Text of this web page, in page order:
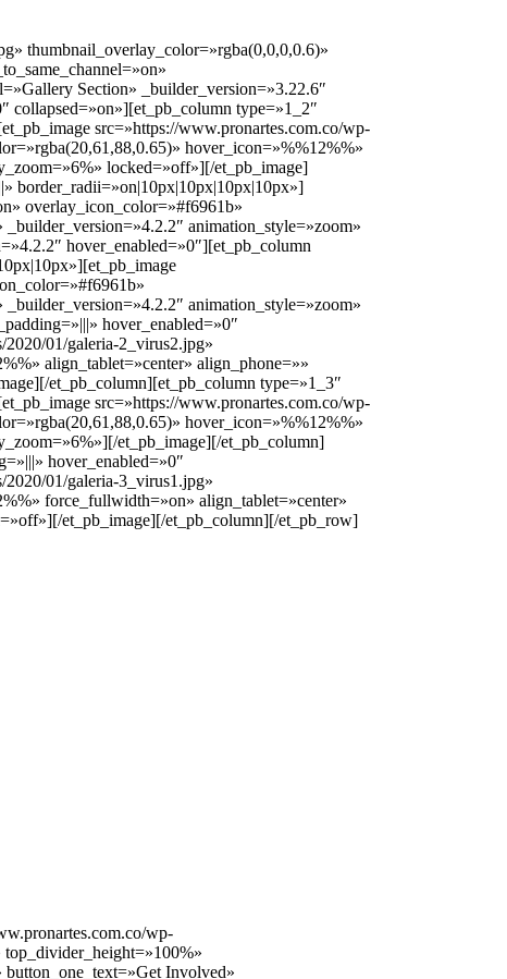
thumbnail_overlay_color=»rgba(0,0,0,0.6)»
Section» _builder_version=»3.22.6″
collapsed=»on»][et_pb_column type=»1_2″
src=»https://www.pronartes.com.co/wp-
hover_icon=»%%12%%»
locked=»off»][/et_pb_image]
border_radii=»on|10px|10px|10px|10px»]
overlay_icon_color=»#f6961b»
animation_style=»zoom»
hover_enabled=»0″][et_pb_column
animation_style=»zoom»
hover_enabled=»0″
01/galeria-2_virus2.jpg»
align_tablet=»center» align_phone=»»
et_pb_column][et_pb_column type=»1_3″
src=»https://www.pronartes.com.co/wp-
hover_icon=»%%12%%»
et_pb_image][/et_pb_column]
hover_enabled=»0″
01/galeria-3_virus1.jpg»
force_fullwidth=»on» align_tablet=»center»
et_pb_image][/et_pb_column][/et_pb_row]
wp-
button_one_text=»Get Involved»